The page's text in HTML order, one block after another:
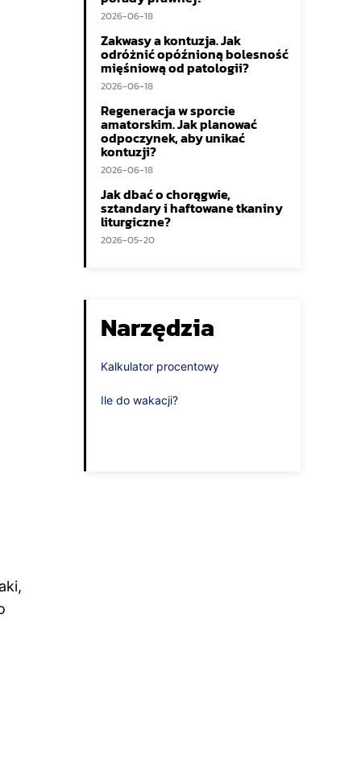
2026-06-18
Zakwasy a kontuzja. Jak
odróżnić opóźnioną bolesność
mięśniową od patologii?
2026-06-18
Regeneracja w sporcie
amatorskim. Jak planować
odpoczynek, aby unikać
kontuzji?
2026-06-18
Jak dbać o chorągwie,
sztandary i haftowane tkaniny
liturgiczne?
2026-05-20
Narzędzia
Kalkulator procentowy
Ile do wakacji?